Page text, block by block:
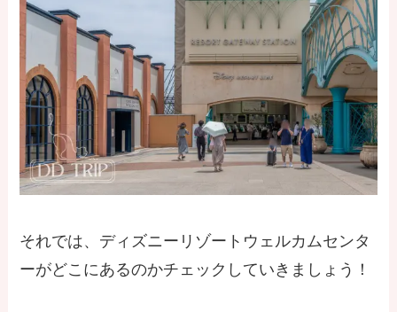
それでは、ディズニーリゾートウェルカムセンタ
ーがどこにあるのかチェックしていきましょう！